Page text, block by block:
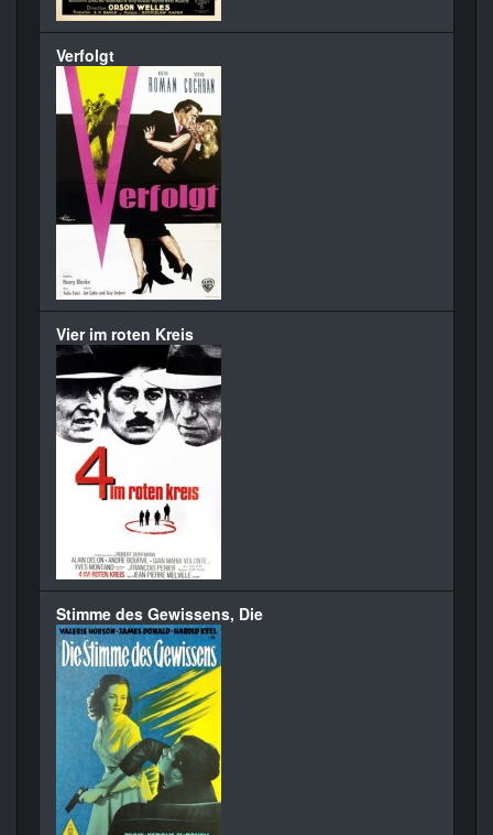
Verfolgt
Vier im roten Kreis
Stimme des Gewissens, Die